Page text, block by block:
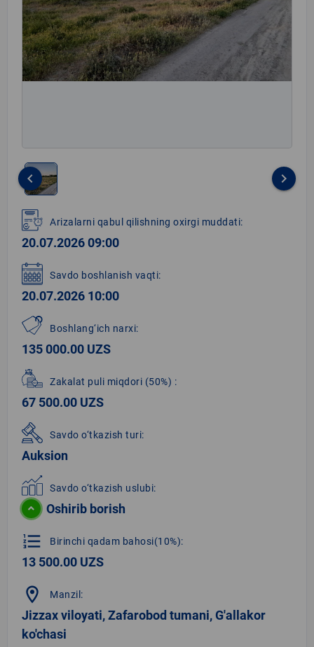
1
of
1
keyboard_arrow_left keyboard_arrow_right
Arizalarni qabul qilishning oxirgi muddati:
20.07.2026 09:00
Savdo boshlanish vaqti:
20.07.2026 10:00
Boshlang‘ich narxi:
135 000.00 UZS
Zakalat puli miqdori (50%) :
67 500.00 UZS
Savdo o‘tkazish turi:
Auksion
Savdo o‘tkazish uslubi:
Oshirib borish
format_list_numbered Birinchi qadam bahosi(10%):
13 500.00 UZS
location_on Manzil:
Jizzax viloyati, Zafarobod tumani, G'allakor
ko'chasi